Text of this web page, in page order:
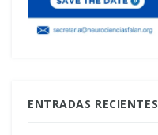
ENTRADAS RECIENTES